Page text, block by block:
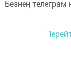
Безнең